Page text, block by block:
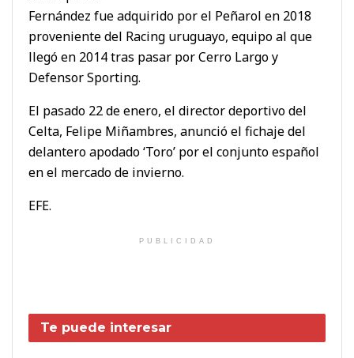
Fernández fue adquirido por el Peñarol en 2018
proveniente del Racing uruguayo, equipo al que
llegó en 2014 tras pasar por Cerro Largo y
Defensor Sporting.
El pasado 22 de enero, el director deportivo del
Celta, Felipe Miñambres, anunció el fichaje del
delantero apodado ‘Toro’ por el conjunto español
en el mercado de invierno.
EFE.
PUBLICIDAD
Te puede interesar